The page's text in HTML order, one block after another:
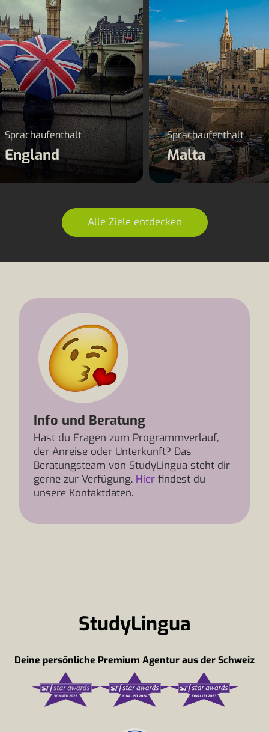
Sprachaufenthalt
England
Sprachaufenthalt
Malta
Alle Ziele entdecken
Info und Beratung
Hast du Fragen zum Programmverlauf,
der Anreise oder Unterkunft? Das
Beratungsteam von StudyLingua steht dir
gerne zur Verfügung. Hier findest du
unsere Kontaktdaten.
StudyLingua
Deine persönliche Premium Agentur aus der Schweiz